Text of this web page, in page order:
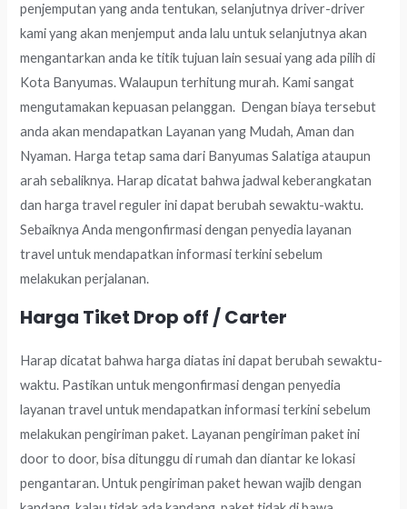
penjemputan yang anda tentukan, selanjutnya driver-driver
kami yang akan menjemput anda lalu untuk selanjutnya akan
mengantarkan anda ke titik tujuan lain sesuai yang ada pilih di
Kota Banyumas. Walaupun terhitung murah. Kami sangat
mengutamakan kepuasan pelanggan. Dengan biaya tersebut
anda akan mendapatkan Layanan yang Mudah, Aman dan
Nyaman. Harga tetap sama dari Banyumas Salatiga ataupun
arah sebaliknya. Harap dicatat bahwa jadwal keberangkatan
dan harga travel reguler ini dapat berubah sewaktu-waktu.
Sebaiknya Anda mengonfirmasi dengan penyedia layanan
travel untuk mendapatkan informasi terkini sebelum
melakukan perjalanan.
Harga Tiket Drop off / Carter
Harap dicatat bahwa harga diatas ini dapat berubah sewaktu-
waktu. Pastikan untuk mengonfirmasi dengan penyedia
layanan travel untuk mendapatkan informasi terkini sebelum
melakukan pengiriman paket. Layanan pengiriman paket ini
door to door, bisa ditunggu di rumah dan diantar ke lokasi
pengantaran. Untuk pengiriman paket hewan wajib dengan